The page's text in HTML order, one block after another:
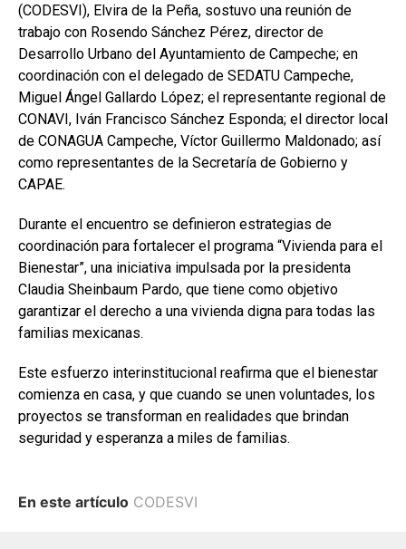
(CODESVI), Elvira de la Peña, sostuvo una reunión de
trabajo con Rosendo Sánchez Pérez, director de
Desarrollo Urbano del Ayuntamiento de Campeche; en
coordinación con el delegado de SEDATU Campeche,
Miguel Ángel Gallardo López; el representante regional de
CONAVI, Iván Francisco Sánchez Esponda; el director local
de CONAGUA Campeche, Víctor Guillermo Maldonado; así
como representantes de la Secretaría de Gobierno y
CAPAE.
Durante el encuentro se definieron estrategias de
coordinación para fortalecer el programa “Vivienda para el
Bienestar”, una iniciativa impulsada por la presidenta
Claudia Sheinbaum Pardo, que tiene como objetivo
garantizar el derecho a una vivienda digna para todas las
familias mexicanas.
Este esfuerzo interinstitucional reafirma que el bienestar
comienza en casa, y que cuando se unen voluntades, los
proyectos se transforman en realidades que brindan
seguridad y esperanza a miles de familias.
En este artículo CODESVI